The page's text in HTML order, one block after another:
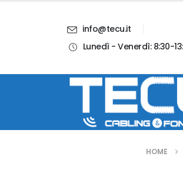
info@tecu.it
Lunedì - Venerdì: 8:30-
HOME
Blog Contatti